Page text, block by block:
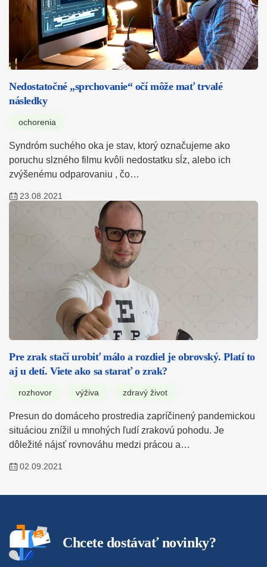
Nedostatočné „sprchovanie“ očí môže mať trvalé
následky
ochorenia
Syndróm suchého oka je stav, ktorý označujeme ako
poruchu slzného filmu kvôli nedostatku sĺz, alebo ich
zvýšenému odparovaniu , čo…
23.08.2021
Pre zrak stačí urobiť málo a rozdiel je obrovský. Platí to
aj u detí. Viete ako sa starať o zrak?
rozhovor výživa zdravý život
Presun do domáceho prostredia zapríčinený pandemickou
situáciou znížil u mnohých ľudí zrakovú pohodu. Je
dôležité nájsť rovnováhu medzi prácou a…
02.09.2021
Chcete dostávať novinky?